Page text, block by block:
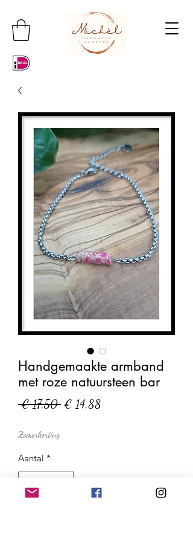
Handgemaakte armband
met roze natuursteen bar
€ 17,50 Normale
€ 14,88
Zomerkorting
Aantal *